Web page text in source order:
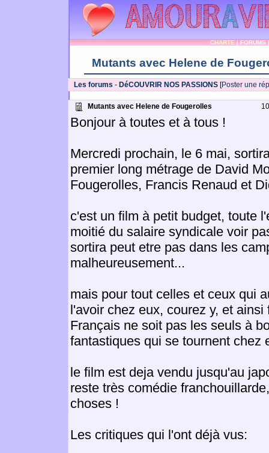
CHARTE|FORUMS
Mutants avec Helene de
Les forums - DéCOUVRIR NOS PASSIONS[Poster une
Mutants avec Helene de Fougerolles 10
Bonjour à toutes et à tous !
Mercredi prochain, le 6 mai,
premier long métrage de David
Fougerolles, Francis Renaud et
c'est un film à petit budget, toute
moitié du salaire syndicale voir
sortira peut etre pas dans les
malheureusement...
mais pour tout celles et ceux qui
l'avoir chez eux, courez y, et
Français ne soit pas les seuls à
fantastiques qui se tournent chez
le film est deja vendu jusqu'au
reste très comédie
choses !
Les critiques qui l'ont déjà vus: